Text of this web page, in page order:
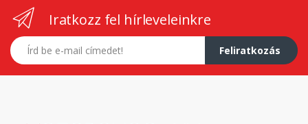
Iratkozz fel hírleveleinkre
E-mail címed
Feliratkozás